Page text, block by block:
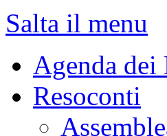
LAVORI
MENU DI
Salta il menu